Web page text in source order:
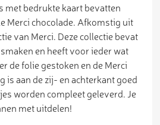
met bedrukte kaart bevatten
Merci chocolade. Afkomstig uit
van Merci. Deze collectie bevat
en heeft voor ieder wat
de folie gestoken en de Merci
is aan de zij- en achterkant goed
worden compleet geleverd. Je
met uitdelen!